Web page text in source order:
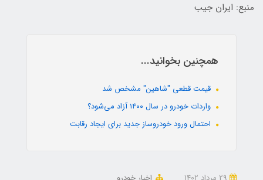
منبع: ایران جیب
همچنین بخوانید...
قیمت قطعی "شاهین" مشخص شد
واردات خودرو در سال ۱۴۰۰ آزاد می‌شود؟
احتمال ورود خودروساز جدید برای ایجاد رقابت